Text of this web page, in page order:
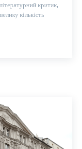
критик,
кількість